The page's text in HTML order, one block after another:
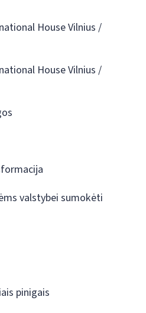
House Vilnius /
House Vilnius /
valstybei sumokėti
pinigais